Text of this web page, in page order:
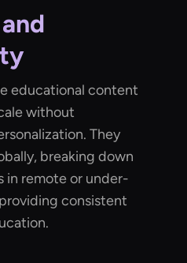
educational content
without
They
breaking down
in remote or under-
consistent